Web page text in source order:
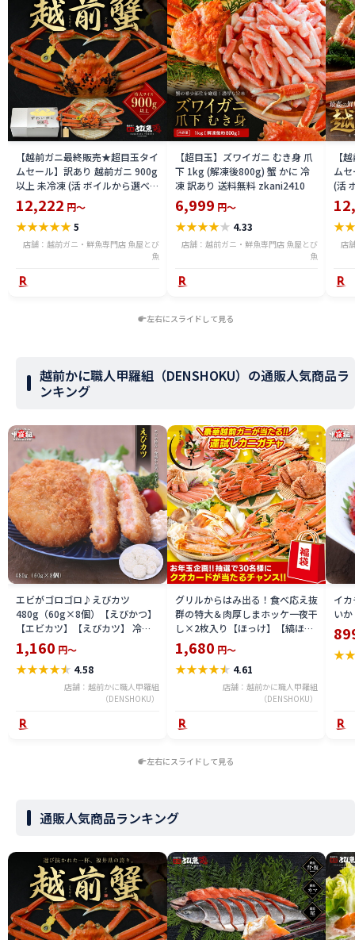
【越前ガニ最終販売★超目玉タイ
ムセール】訳あり 越前ガニ 900g
以上 未冷凍 (活 ボイルから選べ
る) 福井県産 国産 産地直送 脚折
れ 訳ありカニ 越前がに ズワイガ
ニ 越前 かに 送料無料 etz-900w
12,222 円～
★★★★★5
店舗：越前ガニ・鮮魚専門店 魚屋とび
魚
【超目玉】ズワイガニ むき身 爪
下 1kg (解凍後800g) 蟹 かに 冷
凍 訳あり 送料無料 zkani2410
6,999 円～
★★★★★ 4.33
店舗：越前ガニ・鮮魚専門店 魚屋とび
魚
【
ム
(活
国
が
料
★
店
左右にスライドして見る
越前かに職人甲羅組（DENSHOKU）の通販人気商品ラ
ンキング
エビがゴロゴロ♪えびカツ
480g（60g×8個）【えびかつ】
【エビカツ】【えびカツ】 冷凍
食品
1,160 円～
★★★★★ 4.58
店舗：越前かに職人甲羅組
（DENSHOKU）
グリルからはみ出る！食べ応え抜
群の特大＆肉厚しまホッケ一夜干
し×2枚入り【ほっけ】【縞ほっ
け】【干物】【一夜干し】 冷凍
食品
1,680 円～
★★★★★ 4.61
店舗：越前かに職人甲羅組
（DENSHOKU）
イ
い
★
左右にスライドして見る
通販人気商品ランキング